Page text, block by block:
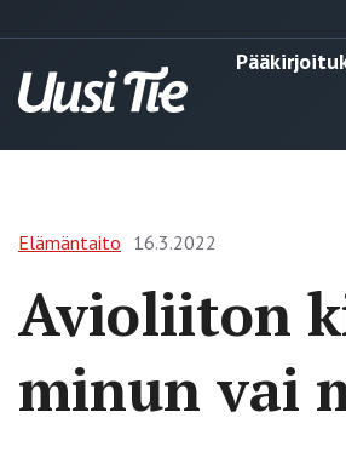
Elämäntaito 16.3.2022
Avioliiton
minun vai